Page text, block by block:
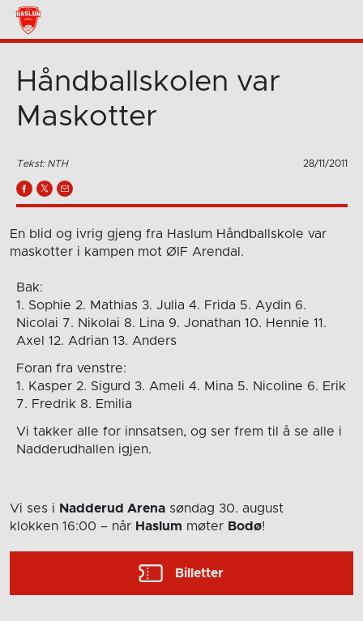
Håndballskolen var
Maskotter
Tekst: NTH 28/11/2011
En blid og ivrig gjeng fra Haslum Håndballskole var
maskotter i kampen mot ØIF Arendal.
Bak:
1. Sophie 2. Mathias 3. Julia 4. Frida 5. Aydin 6.
Nicolai 7. Nikolai 8. Lina 9. Jonathan 10. Hennie 11.
Axel 12. Adrian 13. Anders
Foran fra venstre:
1. Kasper 2. Sigurd 3. Ameli 4. Mina 5. Nicoline 6. Erik
7. Fredrik 8. Emilia
Vi takker alle for innsatsen, og ser frem til å se alle i
Nadderudhallen igjen.
Vi ses i Nadderud Arena søndag 30. august
klokken 16:00 – når Haslum møter Bodø!
Billetter